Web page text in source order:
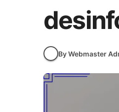
By Webmaster